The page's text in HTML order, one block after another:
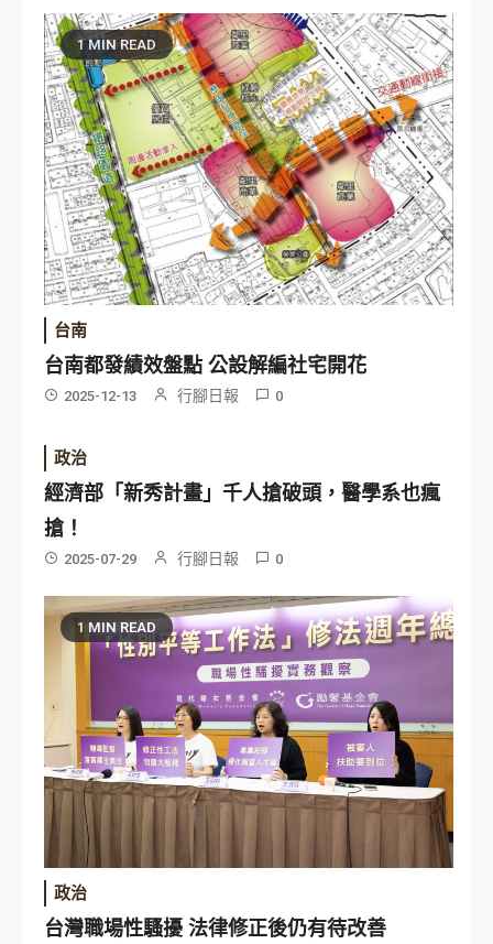
1 MIN READ
台南
台南都發績效盤點 公設解編社宅開花
2025-12-13 行腳日報 0
政治
經濟部「新秀計畫」千人搶破頭，醫學系也瘋
搶！
2025-07-29 行腳日報 0
1 MIN READ
政治
台灣職場性騷擾 法律修正後仍有待改善